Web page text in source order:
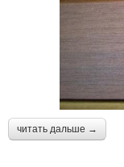
читать дальше →